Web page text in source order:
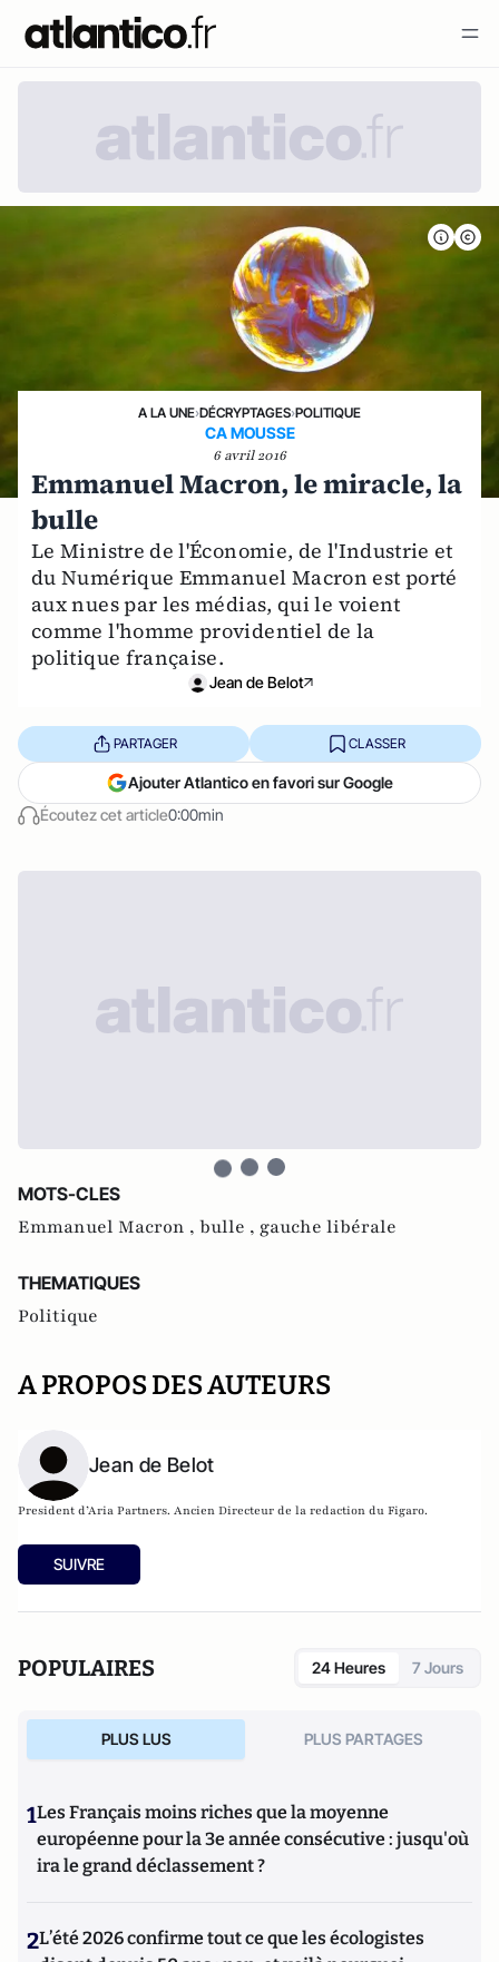
A LA UNE›DÉCRYPTAGES›POLITIQUE
CA MOUSSE
6 avril 2016
Emmanuel Macron, le miracle, la
bulle
Le Ministre de l'Économie, de l'Industrie et
du Numérique Emmanuel Macron est porté
aux nues par les médias, qui le voient
comme l'homme providentiel de la
politique française.
Jean de Belot
Écoutez cet article0:00min
PARTAGER CLASSER
Ajouter Atlantico en favori sur Google
MOTS-CLES
Emmanuel Macron , bulle , gauche libérale
THEMATIQUES
Politique
A PROPOS DES AUTEURS
Jean de Belot
President d’Aria Partners. Ancien Directeur de la redaction du Figaro.
SUIVRE
POPULAIRES 24 Heures 7 Jours
PLUS LUS PLUS PARTAGES
1Les Français moins riches que la moyenne
européenne pour la 3e année consécutive : jusqu'où
ira le grand déclassement ?
2L’été 2026 confirme tout ce que les écologistes